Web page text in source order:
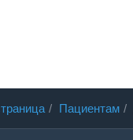
Пациентам